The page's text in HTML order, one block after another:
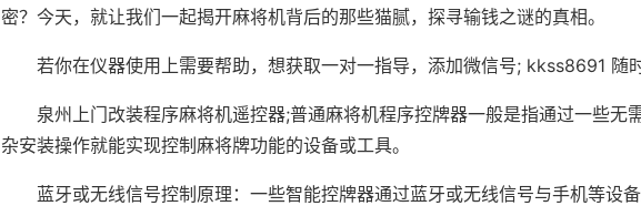
密？今天，就让我们一起揭开麻将机背后的那些猫腻，探寻输钱之谜的真相。
若你在仪器使用上需要帮助，想获取一对一指导，添加微信号; kkss8691 随
泉州上门改装程序麻将机遥控器;普通麻将机程序控牌器一般是指通过一些无
杂安装操作就能实现控制麻将牌功能的设备或工具。
蓝牙或无线信号控制原理：一些智能控牌器通过蓝牙或无线信号与手机等设